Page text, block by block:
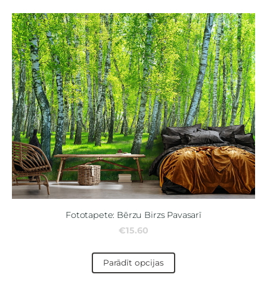
Fototapete: Bērzu Birzs Pavasarī
€15.60
Parādīt opcijas